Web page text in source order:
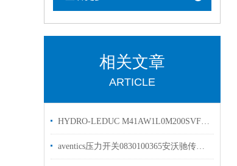
相关文章
ARTICLE
HYDRO-LEDUC M41AW1L0M200SVF力度克液压马达简介
aventics压力开关0830100365安沃驰传感器使用